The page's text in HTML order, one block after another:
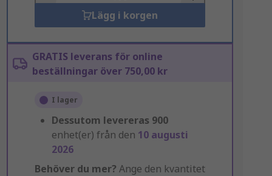
Lägg i korgen
GRATIS leverans för online
beställningar över 750,00 kr
I lager
Dessutom levereras 900
enhet(er) från den 10 augusti
2026
Behöver du mer? Ange den kvantitet